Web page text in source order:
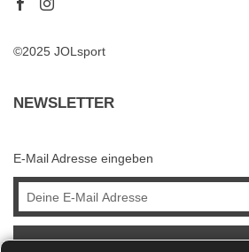
©2025 JOLsport
NEWSLETTER
E-Mail Adresse eingeben
ABONNIEREN